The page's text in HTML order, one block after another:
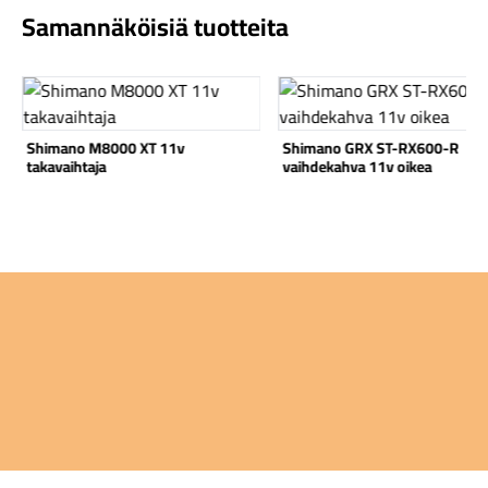
Komponentit
Katso koko valikoima
Samannäköisiä tuotteita
Katso tuote
Shimano M8000 XT 11v
takavaihtaja
Katso tuote
Shimano GRX ST-RX600-R
vaihdekahva 11v oikea